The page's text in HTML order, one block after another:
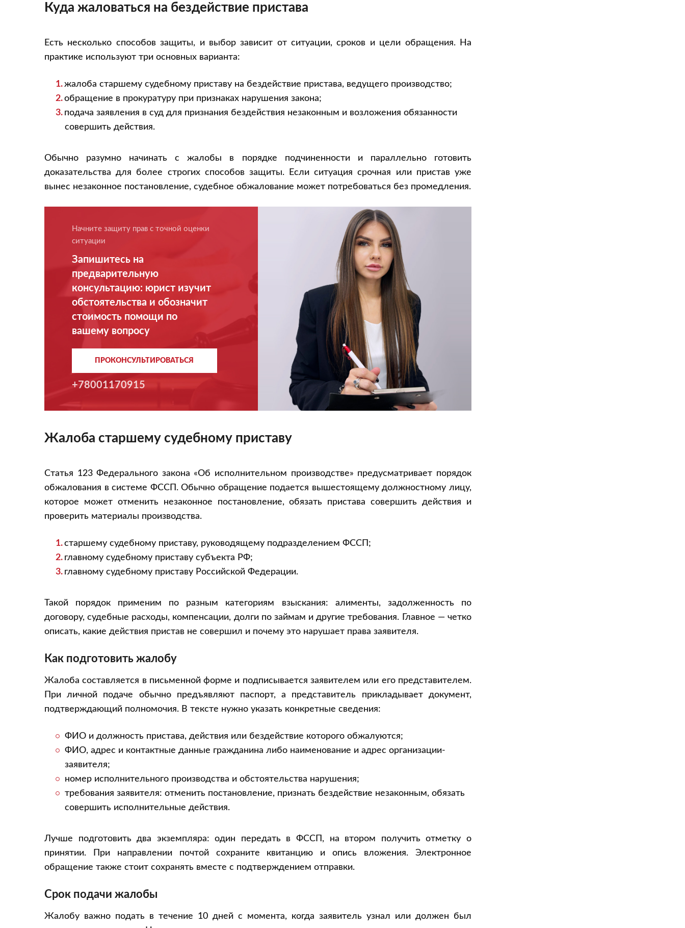
Куда жаловаться на бездействие пристава
Есть несколько способов защиты, и выбор зависит от ситуации, сроков и цели обращения. На
практике используют три основных варианта:
жалоба старшему судебному приставу на бездействие пристава, ведущего производство;
обращение в прокуратуру при признаках нарушения закона;
подача заявления в суд для признания бездействия незаконным и возложения обязанности
совершить действия.
Обычно разумно начинать с жалобы в порядке подчиненности и параллельно готовить
доказательства для более строгих способов защиты. Если ситуация срочная или пристав уже
вынес незаконное постановление, судебное обжалование может потребоваться без промедления.
Начните защиту прав с точной оценки
ситуации
Запишитесь на
предварительную
консультацию: юрист изучит
обстоятельства и обозначит
стоимость помощи по
вашему вопросу
ПРОКОНСУЛЬТИРОВАТЬСЯ
+78001170915
Жалоба старшему судебному приставу
Статья 123 Федерального закона «Об исполнительном производстве» предусматривает порядок
обжалования в системе ФССП. Обычно обращение подается вышестоящему должностному лицу,
которое может отменить незаконное постановление, обязать пристава совершить действия и
проверить материалы производства.
старшему судебному приставу, руководящему подразделением ФССП;
главному судебному приставу субъекта РФ;
главному судебному приставу Российской Федерации.
Такой порядок применим по разным категориям взыскания: алименты, задолженность по
договору, судебные расходы, компенсации, долги по займам и другие требования. Главное — четко
описать, какие действия пристав не совершил и почему это нарушает права заявителя.
Как подготовить жалобу
Жалоба составляется в письменной форме и подписывается заявителем или его представителем.
При личной подаче обычно предъявляют паспорт, а представитель прикладывает документ,
подтверждающий полномочия. В тексте нужно указать конкретные сведения:
ФИО и должность пристава, действия или бездействие которого обжалуются;
ФИО, адрес и контактные данные гражданина либо наименование и адрес организации-
заявителя;
номер исполнительного производства и обстоятельства нарушения;
требования заявителя: отменить постановление, признать бездействие незаконным, обязать
совершить исполнительные действия.
Лучше подготовить два экземпляра: один передать в ФССП, на втором получить отметку о
принятии. При направлении почтой сохраните квитанцию и опись вложения. Электронное
обращение также стоит сохранять вместе с подтверждением отправки.
Срок подачи жалобы
Жалобу важно подать в течение 10 дней с момента, когда заявитель узнал или должен был